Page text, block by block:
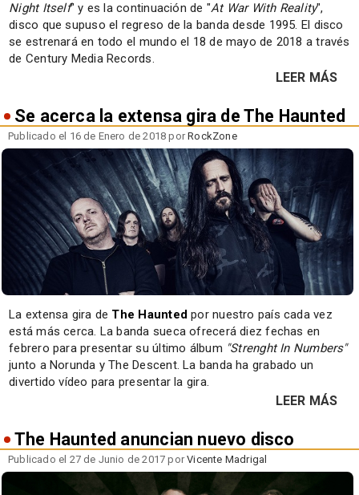
Night Itself" y es la continuación de "At War With Reality",
disco que supuso el regreso de la banda desde 1995. El disco
se estrenará en todo el mundo el 18 de mayo de 2018 a través
de Century Media Records.
LEER MÁS
Se acerca la extensa gira de The Haunted
Publicado el 16 de Enero de 2018 porRockZone
La extensa gira de The Hauntedpor nuestro país cada vez
está más cerca. La banda sueca ofrecerá diez fechas en
febrero para presentar su último álbum "Strenght In Numbers"
junto a Norunda y The Descent. La banda ha grabado un
divertido vídeo para presentar la gira.
LEER MÁS
The Haunted anuncian nuevo disco
Publicado el 27 de Junio de 2017 porVicente Madrigal